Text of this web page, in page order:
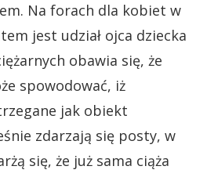
Na forach dla kobiet w
jest udział ojca dziecka
obawia się, że
spowodować, iż
jak obiekt
zdarzają się posty, w
się, że już sama ciąża